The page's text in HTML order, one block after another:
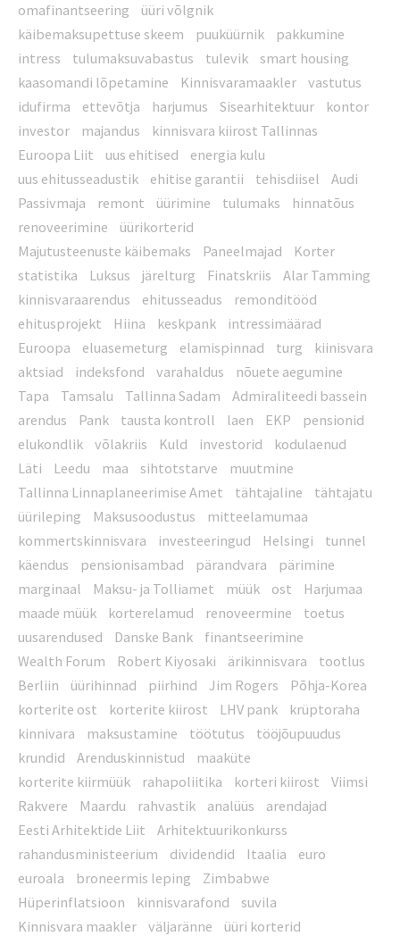
omafinantseering
üüri võlgnik
käibemaksupettuse skeem
puuküürnik
pakkumine
intress
tulumaksuvabastus tulevik
smart housing
kaasomandi lõpetamine
Kinnisvaramaakler
vastutus
idufirma
ettevõtja harjumus Sisearhitektuur
kontor
investor
majandus
kinnisvara kiirost Tallinnas
Euroopa Liit
uus ehitised
energia kulu
uus ehitusseadustik
ehitise garantii tehisdiisel
Audi
Passivmaja
remont üürimine tulumaks
hinnatõus
renoveerimine
üürikorterid
Majutusteenuste käibemaks
Paneelmajad
Korter
statistika
Luksus järelturg Finatskriis
Alar Tamming
kinnisvaraarendus
ehitusseadus
remonditööd
ehitusprojekt
Hiina keskpank
intressimäärad
Euroopa
eluasemeturg elamispinnad turg
kiinisvara
aktsiad
indeksfond varahaldus
nõuete aegumine
Tapa
Tamsalu Tallinna Sadam
Admiraliteedi bassein
arendus
Pank tausta kontroll laen EKP
pensionid
elukondlik
võlakriis Kuld investorid
kodulaenud
Läti
Leedu maa sihtotstarve
muutmine
Tallinna Linnaplaneerimise Amet
tähtajaline
tähtajatu
üürileping
Maksusoodustus
mitteelamumaa
kommertskinnisvara
investeeringud Helsingi
tunnel
käendus
pensionisambad pärandvara
pärimine
marginaal
Maksu- ja Tolliamet müük ost
Harjumaa
maade müük
korterelamud renoveermine
toetus
uusarendused
Danske Bank
finantseerimine
Wealth Forum
Robert Kiyosaki ärikinnisvara
tootlus
Berliin
üürihinnad piirhind Jim Rogers
Põhja-Korea
korterite ost
korterite kiirost LHV pank
krüptoraha
kinnivara
maksustamine töötutus
tööjõupuudus
krundid
Arenduskinnistud
maaküte
korterite kiirmüük
rahapoliitika korteri kiirost
Viimsi
Rakvere
Maardu rahvastik analüüs
arendajad
Eesti Arhitektide Liit
Arhitektuurikonkurss
rahandusministeerium
dividendid Itaalia
euro
euroala
broneermis leping
Zimbabwe
Hüperinflatsioon
kinnisvarafond
suvila
Kinnisvara maakler
väljaränne
üüri korterid